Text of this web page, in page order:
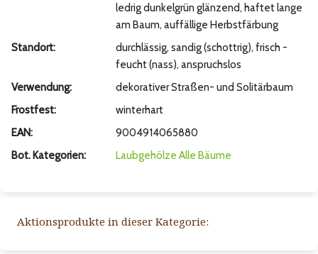
ledrig dunkelgrün glänzend, haftet lange
am Baum, auffällige Herbstfärbung
Standort:
durchlässig, sandig (schottrig), frisch -
feucht (nass), anspruchslos
Verwendung:
dekorativer Straßen- und Solitärbaum
Frostfest:
winterhart
EAN:
9004914065880
Bot. Kategorien:
Laubgehölze Alle Bäume
Aktionsprodukte in dieser Kategorie: